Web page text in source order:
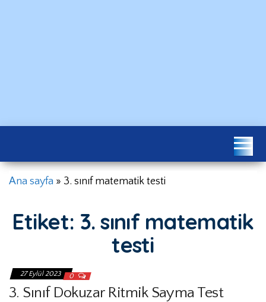
Testleri
Ana sayfa » 3. sınıf matematik testi
Etiket: 3. sınıf matematik
testi
27 Eylül 2023 0
3. Sınıf Dokuzar Ritmik Sayma Test